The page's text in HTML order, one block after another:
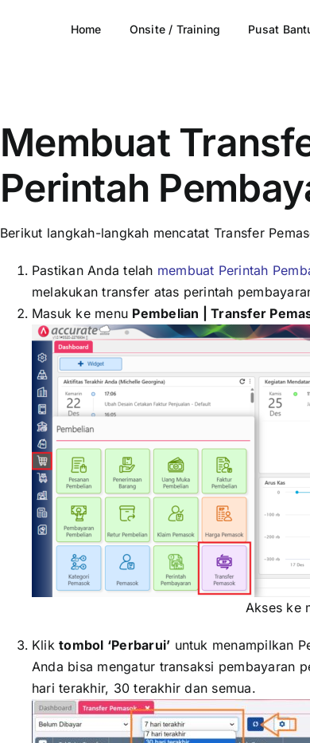
Home Onsite / Training Pusat
Membuat
Perintah
Berikut langkah-langkah mencatat Transfer
Pastikan Anda telah membuat Perintah
melakukan transfer atas perintah
Masuk ke menu Pembelian | Transfer
Akses ke
Kliktombol ‘Perbarui’ untuk menampilkan
Anda bisa mengatur transaksi pembayaran
hari terakhir, 30 terakhir dan semua.